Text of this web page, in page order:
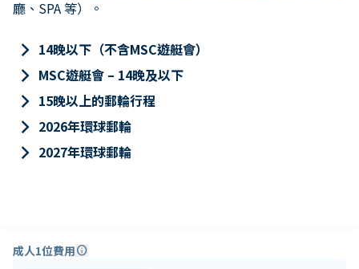
廳、SPA 等）。
keyboard_arrow_right 14晚以下（不含MSC遊艇會）
keyboard_arrow_right MSC遊艇會 – 14晚及以下
keyboard_arrow_right 15晚以上的郵輪行程
keyboard_arrow_right 2026年環球郵輪
keyboard_arrow_right 2027年環球郵輪
成人1位費用info